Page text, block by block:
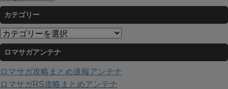
ー
カ
イ
ブ
カテゴリー
カ
テ
ゴ
リ
ー
ロマサガアンテナ
ロマサガ攻略まとめ速報アンテナ
ロマサガRS攻略まとめアンテナ